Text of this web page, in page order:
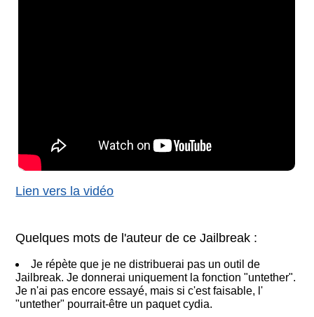
Lien vers la vidéo
Quelques mots de l'auteur de ce Jailbreak :
Je répète que je ne distribuerai pas un outil de
Jailbreak. Je donnerai uniquement la fonction "untether".
Je n'ai pas encore essayé, mais si c'est faisable, l'
"untether" pourrait-être un paquet cydia.